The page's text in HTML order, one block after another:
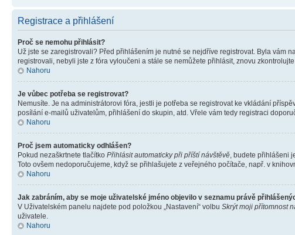
Registrace a přihlášení
Proč se nemohu přihlásit?
Už jste se zaregistrovali? Před přihlášením je nutné se nejdříve registrovat. Byla vám
registrovali, nebyli jste z fóra vyloučeni a stále se nemůžete přihlásit, znovu
Nahoru
Je vůbec potřeba se registrovat?
Nemusíte. Je na administrátorovi fóra, jestli je potřeba se registrovat ke vkládání
posílání e-mailů uživatelům, přihlášení do skupin, atd. Vřele vám tedy registraci
Nahoru
Proč jsem automaticky odhlášen?
Pokud nezaškrtnete tlačítko Přihlásit automaticky při příští návštěvě , budete přihlášeni
Toto ovšem nedoporučujeme, když se přihlašujete z veřejného počítače, např. v
Nahoru
Jak zabráním, aby se moje uživatelské jméno objevilo v seznamu právě
V Uživatelském panelu najdete pod položkou „Nastavení“ volbu Skrýt moji přítomnost
uživatele.
Nahoru